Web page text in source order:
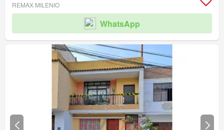
REMAX MILENIO
WhatsApp